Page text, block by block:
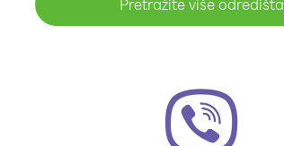
Pretražite više odredišta